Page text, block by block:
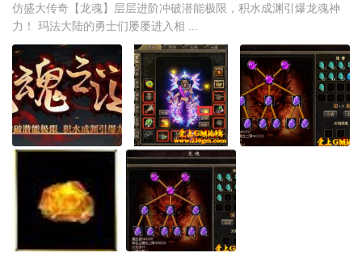
仿盛大传奇【龙魂】层层进阶冲破潜能极限，积水成渊引爆龙魂神
力！ 玛法大陆的勇士们屡屡进入相 ...